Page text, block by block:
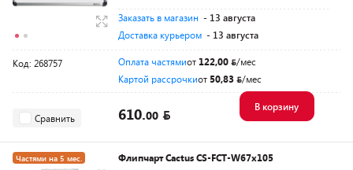
Заказать в магазин - 13 августа
Доставка курьером - 13 августа
Код: 268757 Оплата частямиот 122,00
/мес
Картой рассрочкиот 50,83 /мес
Сравнить 610.00
В корзину
Частями на 5 мес.
Флипчарт Cactus CS-FCT-W67x105